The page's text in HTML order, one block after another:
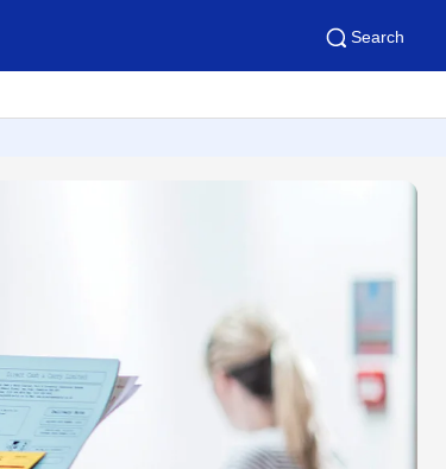
Search